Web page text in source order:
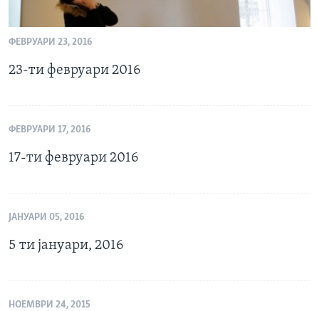
ФЕВРУАРИ 23, 2016
23-ти февруари 2016
ФЕВРУАРИ 17, 2016
17-ти февруари 2016
ЈАНУАРИ 05, 2016
5 ти јануари, 2016
НОЕМВРИ 24, 2015